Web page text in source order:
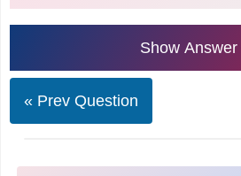
Show Answer
« Prev Question